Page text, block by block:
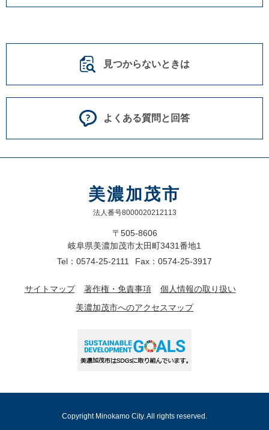
見つからないときは
よくある質問と回答
美濃加茂市
法人番号8000020212113
〒505-8606
岐阜県美濃加茂市太田町3431番地1
Tel：0574-25-2111
Fax：0574-25-3917
サイトマップ 著作権・免責事項
個人情報の取り扱い
美濃加茂市へのアクセスマップ
Copyright Minokamo City. All rights reserved.